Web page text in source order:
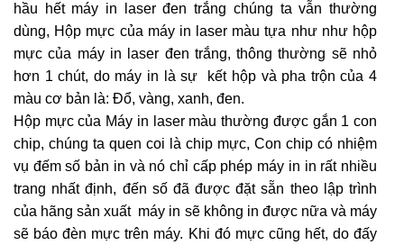
hầu hết máy in laser đen trắng chúng ta vẫn thường
dùng, Hộp mực của máy in laser màu tựa như như hộp
mực của máy in laser đen trắng, thông thường sẽ nhỏ
hơn 1 chút, do máy in là sự kết hộp và pha trộn của 4
màu cơ bản là: Đổ, vàng, xanh, đen.
Hộp mực của Máy in laser màu thường được gắn 1 con
chip, chúng ta quen coi là chip mực, Con chip có nhiệm
vụ đếm số bản in và nó chỉ cấp phép máy in in rất nhiều
trang nhất định, đến số đã được đặt sẵn theo lập trình
của hãng sản xuất máy in sẽ không in được nữa và máy
sẽ báo đèn mực trên máy. Khi đó mực cũng hết, do đấy